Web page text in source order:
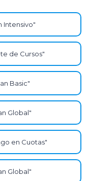
Intensivo"
de Cursos"
Basic"
Global"
en Cuotas"
Global"